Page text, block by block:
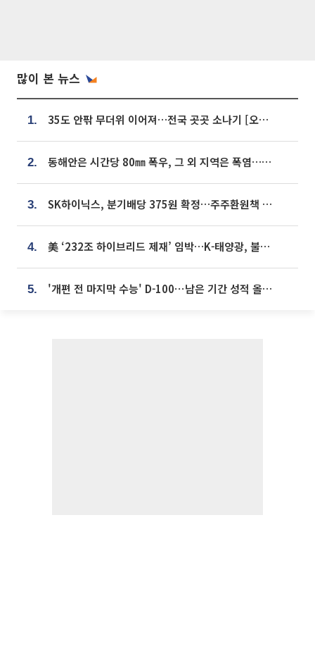
많이 본 뉴스
1. 35도 안팎 무더위 이어져…전국 곳곳 소나기 [오늘 날씨]
2. 동해안은 시간당 80㎜ 폭우, 그 외 지역은 폭염…‘극과 극 날씨’
3. SK하이닉스, 분기배당 375원 확정…주주환원책 9월로 앞당겨 발표
4. 美 ‘232조 하이브리드 제재’ 임박…K-태양광, 불확실성 털고 날개 다나
5. '개편 전 마지막 수능' D-100⋯남은 기간 성적 올릴 전략은